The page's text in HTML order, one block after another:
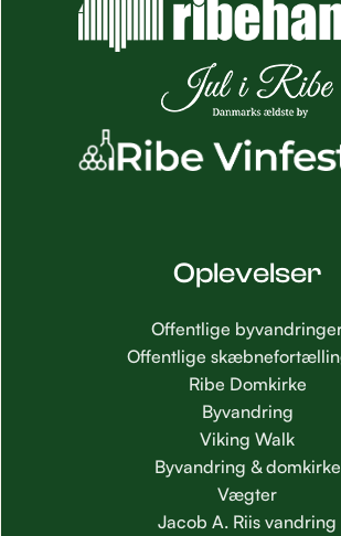
Oplevelser
Offentlige
Offentlige
Ribe Domkirke
Byvandring
Viking Walk
Byvandring & domkirke
Vægter
Jacob A. Riis vandring